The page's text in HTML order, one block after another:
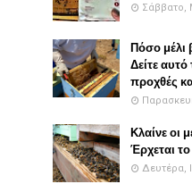
Σάββατο,
Πόσο μέλι
Δείτε
προχθές
Κλαίνε οι
Έρχεται
Δευτέρα,